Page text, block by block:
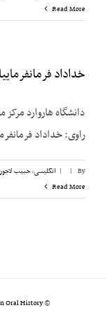
Read More
خداداد
دانشگاه هاروارد
راوی: خداداد
By
|
| انگلیسی,حبیب
Read More
© Copyright 2020 -
Oral History